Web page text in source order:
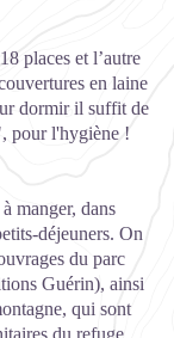
places et l’autre
en laine
dormir il suffit de
pour l'hygiène !
manger, dans
déjeuners. On
du parc
Guérin), ainsi
qui sont
du refuge